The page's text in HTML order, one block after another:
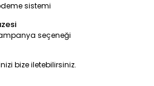
sistemi
seçeneği
bize iletebilirsiniz.